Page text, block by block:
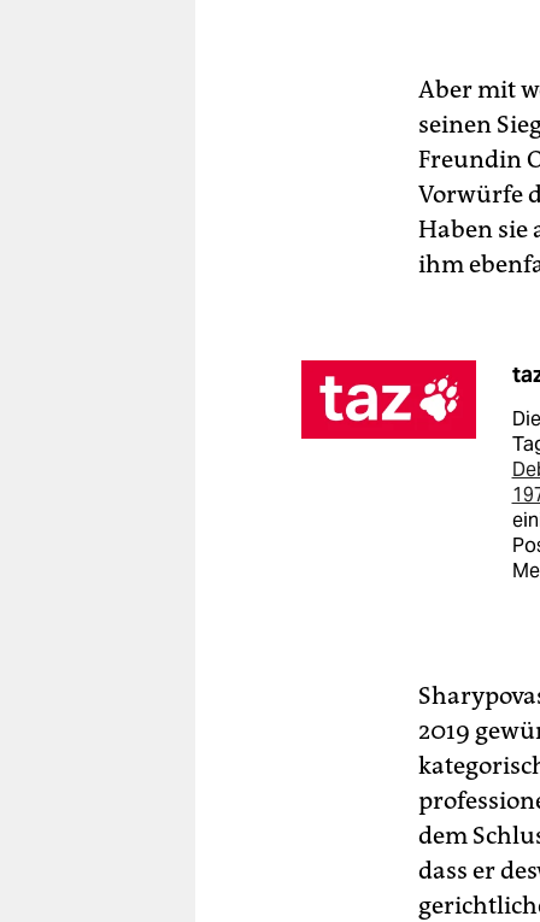
Aber mit
seinen
Freundin
Vorwürfe
Haben sie
ihm
2019
dem
dass er